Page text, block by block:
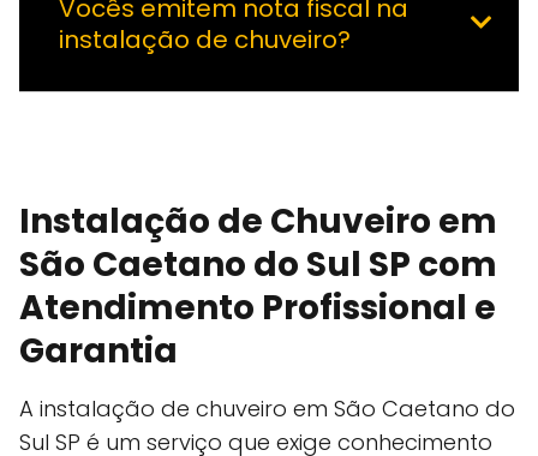
Vocês emitem nota fiscal na
instalação de chuveiro?
Instalação de Chuveiro em
São Caetano do Sul SP com
Atendimento Profissional e
Garantia
A instalação de chuveiro em São Caetano do
Sul SP é um serviço que exige conhecimento